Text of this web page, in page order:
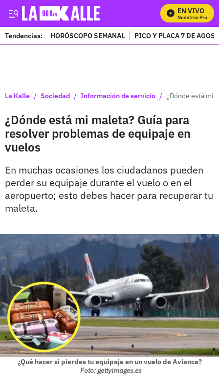
EN VIVO
Mira Todos Nuestros
Tendencias: HORÓSCOPO SEMANAL PICO Y PLACA 7 DE
La Kalle / Sociedad / Información de servicio / ¿Dónde está mi
¿Dónde está mi maleta? Guía para
resolver problemas de equipaje en
vuelos
En muchas ocasiones los ciudadanos pueden
perder su equipaje durante el vuelo o en el
aeropuerto; esto debes hacer para recuperar tu
maleta.
¿Qué hacer si pierdes tu equipaje en un vuelo de Avianca?
Foto: gettyimages.es